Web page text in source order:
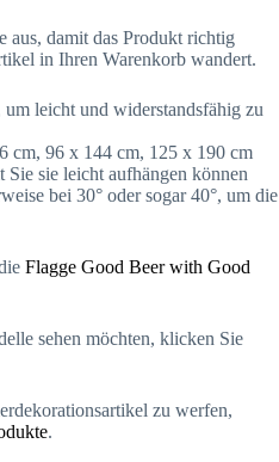
aus, damit das Produkt richtig
in Ihren Warenkorb wandert.
um leicht und widerstandsfähig zu
cm, 96 x 144 cm, 125 x 190 cm
Sie sie leicht aufhängen können
bei 30° oder sogar 40°, um die
Flagge Good Beer with Good
sehen möchten, klicken Sie
zu werfen,
.